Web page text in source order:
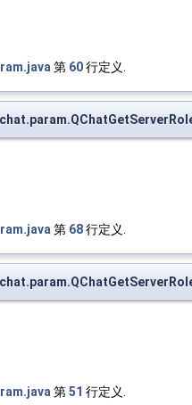
第 60行定义.
第 68行定义.
第51 行定义.